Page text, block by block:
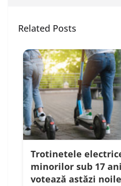
Related Posts
Trotinetele
minorilor sub 17
votează astăzi